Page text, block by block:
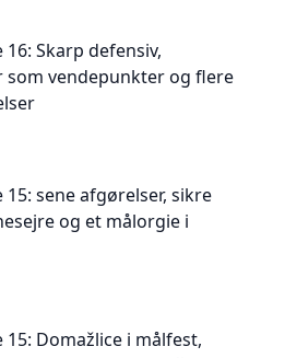
16: Skarp defensiv,
som vendepunkter og flere
15: sene afgørelser, sikre
og et målorgie i
15: Domažlice i målfest,